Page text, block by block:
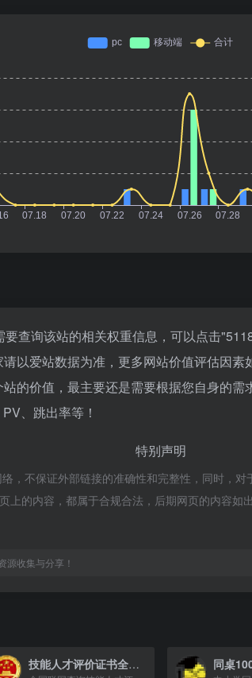
查询该站的相关权重信息，可以点击"
以爱站数据为准，更多网站价值评估因
的价值，最主要还是需要根据您自身的
、跳出率等！
特别声明
，不保证外部链接的准确性和完整性，同时，
上的内容，都属于合规合法，后期网页的内容如
源收集与分享！
技能人才评价证书全国联网查询 同桌